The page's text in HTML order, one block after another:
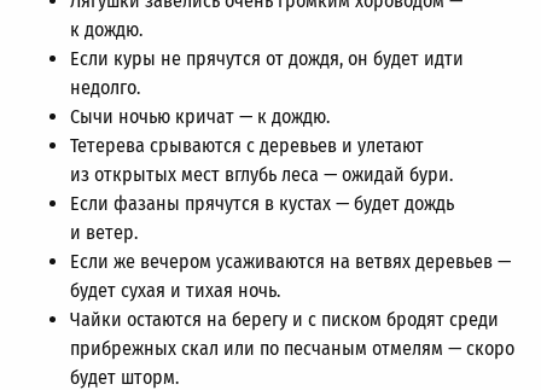
к дождю.
Если куры не прячутся от дождя, он будет идти
недолго.
Сычи ночью кричат — к дождю.
Тетерева срываются с деревьев и улетают
из открытых мест вглубь леса — ожидай бури.
Если фазаны прячутся в кустах — будет дождь
и ветер.
Если же вечером усаживаются на ветвях деревьев —
будет сухая и тихая ночь.
Чайки остаются на берегу и с писком бродят среди
прибрежных скал или по песчаным отмелям — скоро
будет шторм.